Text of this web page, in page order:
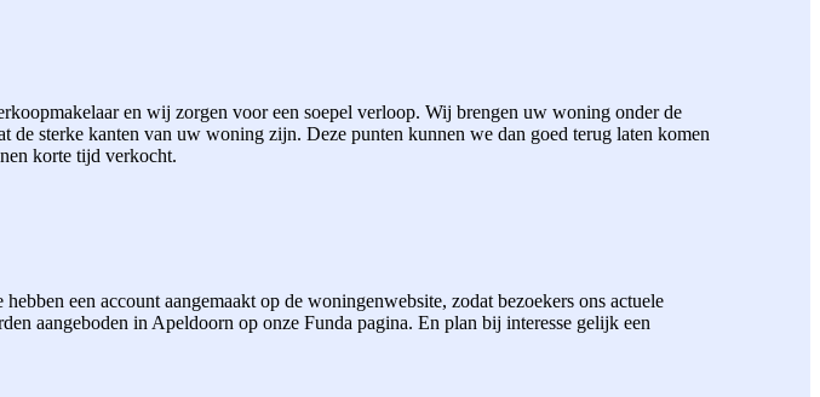
en wij zorgen voor een soepel verloop. Wij brengen uw woning onder de
sterke kanten van uw woning zijn. Deze punten kunnen we dan goed terug laten komen
korte tijd verkocht.
een account aangemaakt op de woningenwebsite, zodat bezoekers ons actuele
aangeboden in Apeldoorn op onze Funda pagina. En plan bij interesse gelijk een